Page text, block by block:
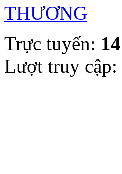
Trực tuyến: 14
Lượt truy cập: